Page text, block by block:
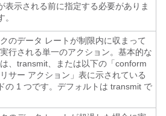
表示される前に指定する必要がありま
。
のデータ レートが制限内に収まって
行される単一のアクション。基本的な
、transmit、または以下の「conform
サー アクション」表に示されている
の 1 つです。デフォルトは transmit で